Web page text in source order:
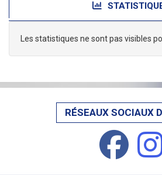
Les statistiques ne sont pas visibles
RÉSEAUX SOCIAUX